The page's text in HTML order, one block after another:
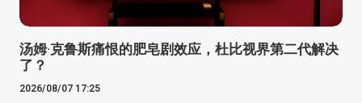
汤姆·克鲁斯痛恨的肥皂剧效应，杜比视界第二代解决
了？
2026/08/07 17:25